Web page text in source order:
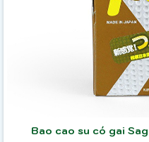
Bao cao su có gai